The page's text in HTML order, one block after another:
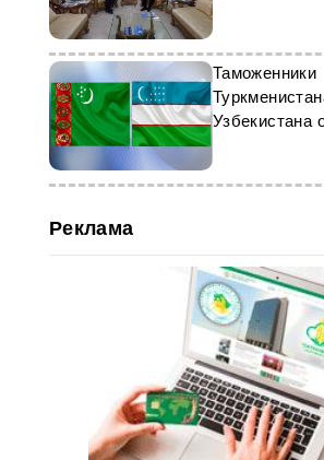
Испании
Таможенники
Узбекистана
Реклама